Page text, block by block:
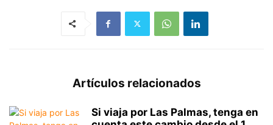
Artículos relacionados
Si viaja por Las Palmas, tenga en